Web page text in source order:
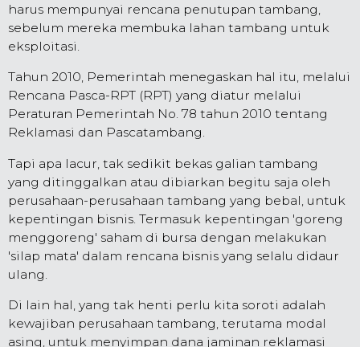
harus mempunyai rencana penutupan tambang,
sebelum mereka membuka lahan tambang untuk
eksploitasi.
Tahun 2010, Pemerintah menegaskan hal itu, melalui
Rencana Pasca-RPT (RPT) yang diatur melalui
Peraturan Pemerintah No. 78 tahun 2010 tentang
Reklamasi dan Pascatambang.
Tapi apa lacur, tak sedikit bekas galian tambang
yang ditinggalkan atau dibiarkan begitu saja oleh
perusahaan-perusahaan tambang yang bebal, untuk
kepentingan bisnis. Termasuk kepentingan 'goreng
menggoreng' saham di bursa dengan melakukan
'silap mata' dalam rencana bisnis yang selalu didaur
ulang.
Di lain hal, yang tak henti perlu kita soroti adalah
kewajiban perusahaan tambang, terutama modal
asing, untuk menyimpan dana jaminan reklamasi